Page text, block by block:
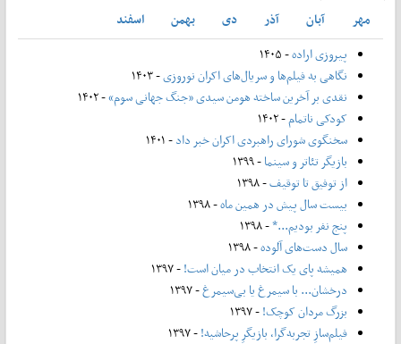
مهر آبان آذر دی بهمن
اسفند
پیروزی اراده- ۱۴۰۵
نگاهی به فیلم‌ها و سریال‌های اکران نوروزی- ۱۴۰۳
نقدی بر آخرین ساخته هومن سیدی «جنگ جهانی سوم»- ۱۴۰۲
کودکی ناتمام- ۱۴۰۲
سخنگوی شورای راهبردی اکران خبر داد- ۱۴۰۱
بازیگر تئاتر و سینما- ۱۳۹۹
از توفیق تا توقیف- ۱۳۹۸
بیست سال پیش در همین ماه- ۱۳۹۸
پنج نفر بودیم...*- ۱۳۹۸
سال دست‌های آلوده- ۱۳۹۸
همیشه پای یک انتخاب در میان است!- ۱۳۹۷
درخشان... با سیمرغ یا بی‌سیمرغ- ۱۳۹۷
بزرگ مردان کوچک!- ۱۳۹۷
فیلم‌سازِ تجربه‌گرا، بازیگرِ پرحاشیه!- ۱۳۹۷